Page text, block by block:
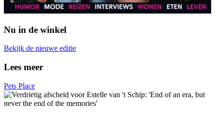
Nu in de winkel
Bekijk de nieuwe editie
Lees meer
Pets Place